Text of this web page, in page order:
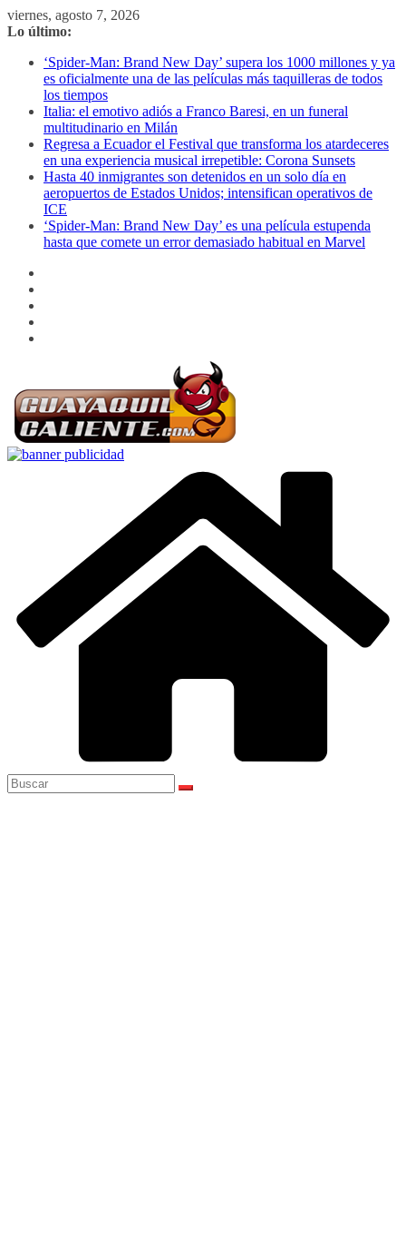
Saltar
al
viernes, agosto 7, 2026
Lo último:
‘Spider-Man: Brand New Day’ supera los 1000 millones y ya
es oficialmente una de las películas más taquilleras de todos
los tiempos
Italia: el emotivo adiós a Franco Baresi, en un funeral
multitudinario en Milán
Regresa a Ecuador el Festival que transforma los atardeceres
en una experiencia musical irrepetible: Corona Sunsets
Hasta 40 inmigrantes son detenidos en un solo día en
aeropuertos de Estados Unidos; intensifican operativos de
ICE
‘Spider-Man: Brand New Day’ es una película estupenda
hasta que comete un error demasiado habitual en Marvel